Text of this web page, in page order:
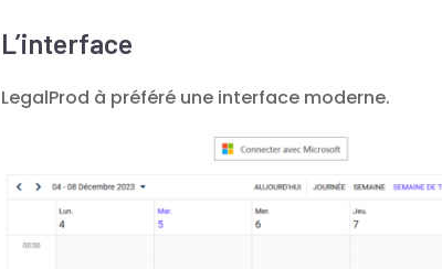
L’interface
LegalProd à préféré une interface moderne.